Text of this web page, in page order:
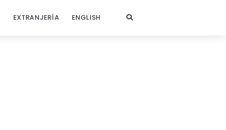
EXTRANJERÍA ENGLISH